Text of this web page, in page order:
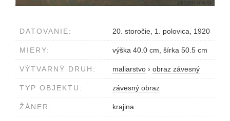
DATOVANIE: 20. storočie, 1. polovica, 1920
MIERY: výška 40.0 cm, šírka 50.5 cm
VÝTVARNÝ DRUH: maliarstvo › obraz závesný
TYP OBJEKTU: závesný obraz
ŽÁNER: krajina